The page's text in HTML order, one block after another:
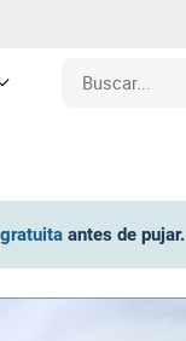
antes de pujar.